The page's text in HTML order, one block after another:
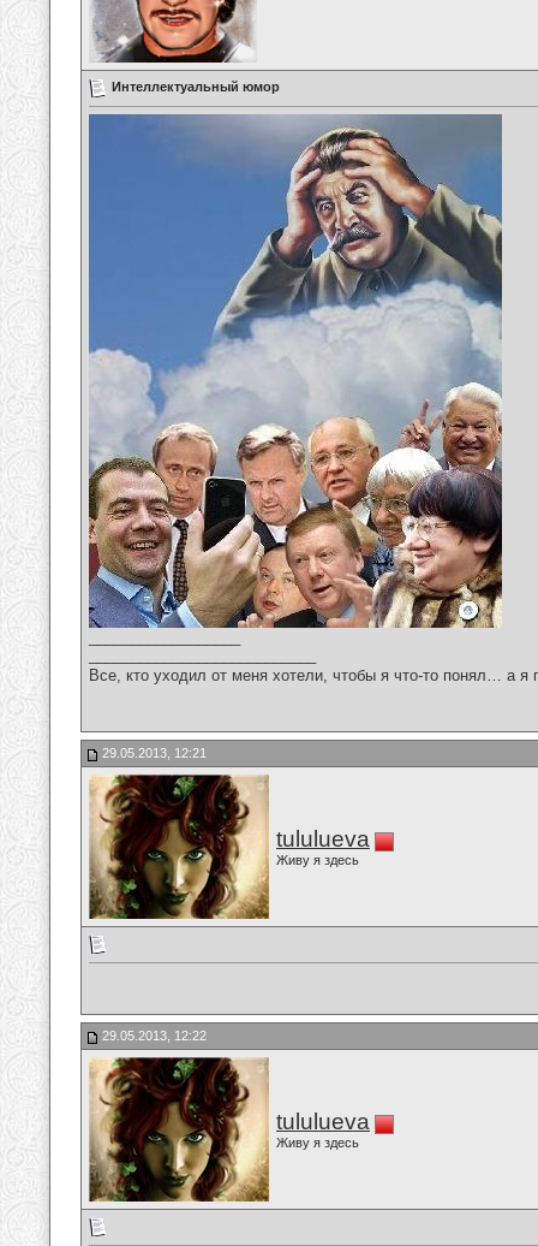
Интеллектуальный юмор
Все, кто уходил от меня хотели, чтобы я что-то понял… а
29.05.2013, 12:21
tululueva
Живу я здесь
29.05.2013, 12:22
tululueva
Живу я здесь